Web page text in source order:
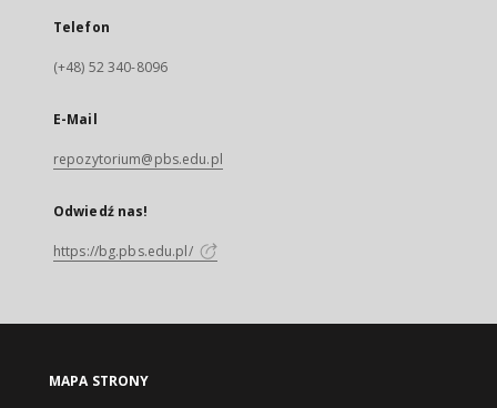
Telefon
(+48) 52 340-8096
E-Mail
repozytorium@pbs.edu.pl
Odwiedź nas!
https://bg.pbs.edu.pl/
MAPA STRONY